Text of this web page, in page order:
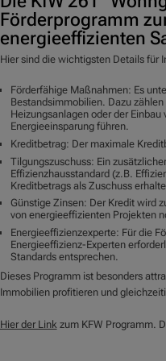
Förderprogramm
energieeffizienten
Hier sind die wichtigsten Details für
Förderfähige Maßnahmen: Es
Bestandsimmobilien. Dazu
Heizungsanlagen oder der
Energieeinsparung führen.
Kreditbetrag: Der maximale
Tilgungszuschuss: Ein
Effizienzhausstandard (z.B.
Kreditbetrags als Zuschuss
Günstige Zinsen: Der Kredit wird
von energieeffizienten Projekten
Energieeffizienzexperte: Für die
Energieeffizienz-Experten
Standards entsprechen.
Dieses Programm ist besonders
Immobilien profitieren und
Hier der Link zum KFW Programm.